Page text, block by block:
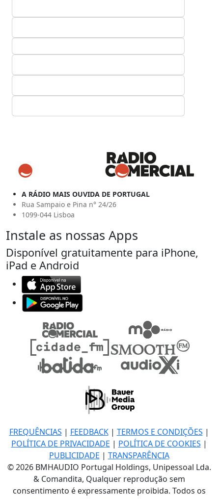
A RÁDIO MAIS OUVIDA DE PORTUGAL
Rua Sampaio e Pina n° 24/26
1099-044 Lisboa
Instale as nossas Apps
Disponível gratuitamente para iPhone,
iPad e Android
FREQUÊNCIAS | FEEDBACK| TERMOS E CONDIÇÕES |
POLÍTICA DE PRIVACIDADE | POLÍTICA DE COOKIES |
PUBLICIDADE | TRANSPARÊNCIA
© 2026 BMHAUDIO Portugal Holdings, Unipessoal Lda.
& Comandita, Qualquer reprodução sem
consentimento é expressamente proibida. Todos os